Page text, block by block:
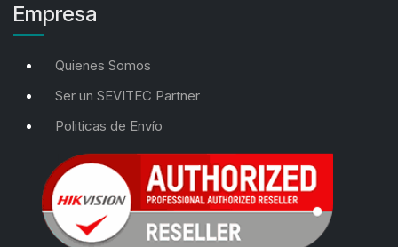
Empresa
Quienes Somos
Ser un SEVITEC Partner
Politicas de Envío